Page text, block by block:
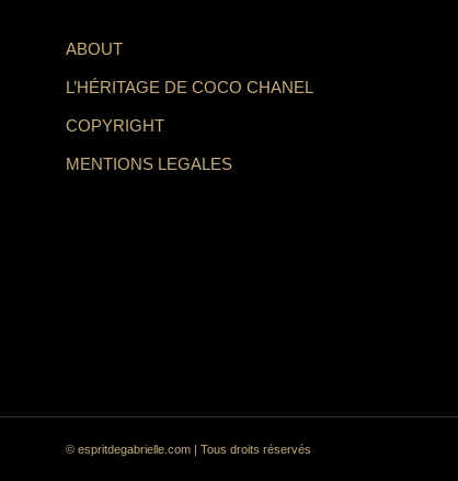
ABOUT
L’HÉRITAGE DE COCO CHANEL
COPYRIGHT
MENTIONS LEGALES
© espritdegabrielle.com | Tous droits réservés